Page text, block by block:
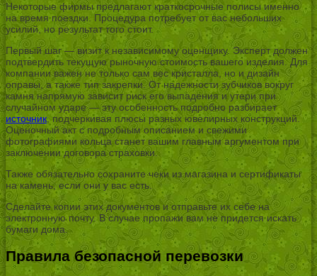
Некоторые фирмы предлагают краткосрочные полисы именно
на время поездки. Процедура потребует от вас небольших
усилий, но результат того стоит.
Первый шаг — визит к независимому оценщику. Эксперт должен
подтвердить текущую рыночную стоимость вашего изделия. Для
компании важен не только сам вес кристалла, но и дизайн
оправы, а также тип закрепки. От надежности зубчиков вокруг
камня напрямую зависит риск его выпадения и утери при
случайном ударе — эту особенность подробно разбирает
источник, подчеркивая плюсы разных ювелирных конструкций.
Оценочный акт с подробным описанием и свежими
фотографиями кольца станет вашим главным аргументом при
заключении договора страховки.
Также обязательно сохраните чеки из магазина и сертификаты
на камень, если они у вас есть.
Сделайте копии этих документов и отправьте их себе на
электронную почту. В случае пропажи вам не придется искать
бумаги дома.
Правила безопасной перевозки